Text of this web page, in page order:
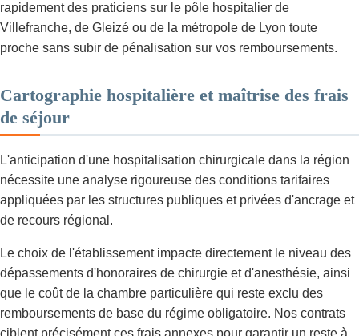
rapidement des praticiens sur le pôle hospitalier de
Villefranche, de Gleizé ou de la métropole de Lyon toute
proche sans subir de pénalisation sur vos remboursements.
Cartographie hospitalière et maîtrise des frais
de séjour
L'anticipation d'une hospitalisation chirurgicale dans la région
nécessite une analyse rigoureuse des conditions tarifaires
appliquées par les structures publiques et privées d'ancrage et
de recours régional.
Le choix de l'établissement impacte directement le niveau des
dépassements d'honoraires de chirurgie et d'anesthésie, ainsi
que le coût de la chambre particulière qui reste exclu des
remboursements de base du régime obligatoire. Nos contrats
ciblent précisément ces frais annexes pour garantir un reste à